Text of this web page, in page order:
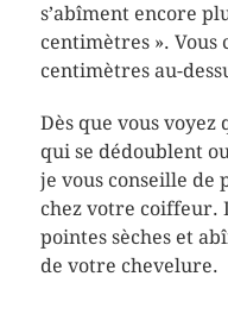
s’abîment encore
centimètres ». Vous
centimètres au-
Dès que vous voyez
qui se dédoublent
je vous conseille de
chez votre coiffeur.
pointes sèches et
de votre chevelure.